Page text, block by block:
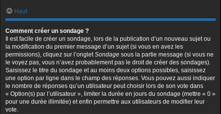
Haut
Comment créer un sondage ?
Il est facile de créer un sondage, lors de la publication d’un nouveau sujet ou
la modification du premier message d’un sujet (si vous en avez les
permissions), cliquez sur l’ongletSondage sous la partie message (si vous ne
le voyez pas, vous n’avez probablement pas le droit de créer des sondages).
Saisissez le titre du sondage et au moins deux options possibles, saisissez
une option par ligne dans le champ des réponses. Vous pouvez aussi indiquer
le nombre de réponses qu’un utilisateur peut choisir lors de son vote dans
« Option(s) par l’utilisateur », limiter la durée en jours du sondage (mettre « 0 »
pour une durée illimitée) et enfin permettre aux utilisateurs de modifier leur
vote.